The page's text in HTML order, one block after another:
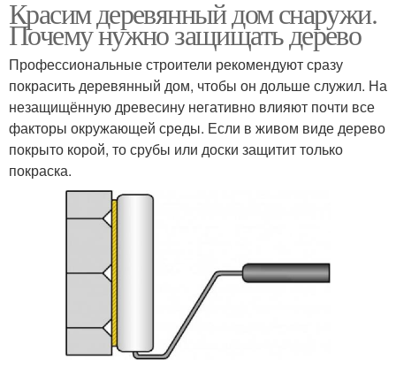
Красим деревянный дом снаружи.
Почему нужно защищать дерево
Профессиональные строители рекомендуют сразу
покрасить деревянный дом, чтобы он дольше служил. На
незащищённую древесину негативно влияют почти все
факторы окружающей среды. Если в живом виде дерево
покрыто корой, то срубы или доски защитит только
покраска.